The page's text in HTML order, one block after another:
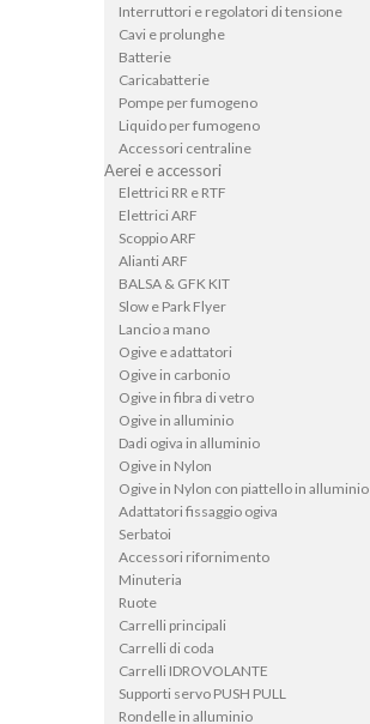
Interruttori e regolatori di tensione
Cavi e prolunghe
Batterie
Caricabatterie
Pompe per fumogeno
Liquido per fumogeno
Accessori centraline
Aerei e accessori
Elettrici RR e RTF
Elettrici ARF
Scoppio ARF
Alianti ARF
BALSA & GFK KIT
Slow e Park Flyer
Lancio a mano
Ogive e adattatori
Ogive in carbonio
Ogive in fibra di vetro
Ogive in alluminio
Dadi ogiva in alluminio
Ogive in Nylon
Ogive in Nylon con piattello in alluminio
Adattatori fissaggio ogiva
Serbatoi
Accessori rifornimento
Minuteria
Ruote
Carrelli principali
Carrelli di coda
Carrelli IDROVOLANTE
Supporti servo PUSH PULL
Rondelle in alluminio